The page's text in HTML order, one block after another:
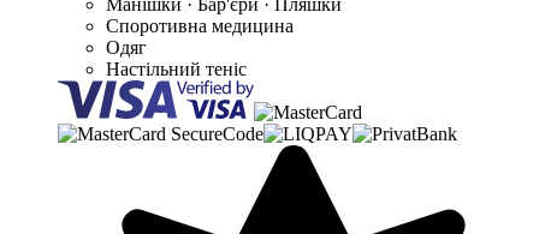
Манішки · Бар'єри · Пляшки
Споротивна медицина
Одяг
Настільний теніс